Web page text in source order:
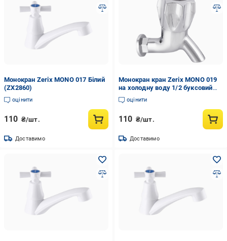
Монокран Zerix MONO 017 Білий
(ZX2860)
оцінити
110 ₴/шт.
Доставимо
Монокран кран Zerix MONO 019
на холодну воду 1/2 буксовий
(ZX2862)
оцінити
110 ₴/шт.
Доставимо